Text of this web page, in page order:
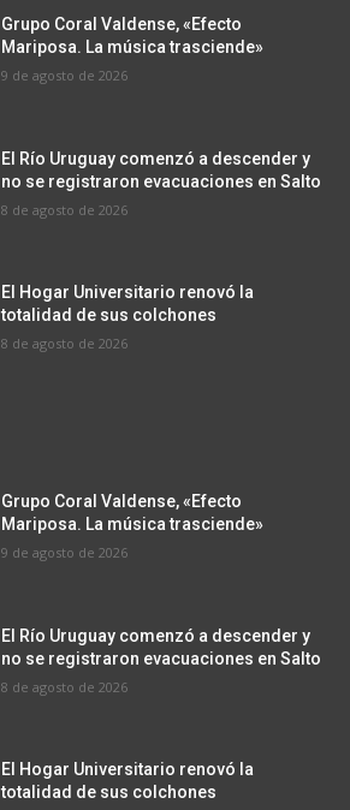
Grupo Coral Valdense, «Efecto
Mariposa. La música trasciende»
9 de agosto de 2026
El Río Uruguay comenzó a descender y
no se registraron evacuaciones en Salto
8 de agosto de 2026
El Hogar Universitario renovó la
totalidad de sus colchones
8 de agosto de 2026
Grupo Coral Valdense, «Efecto
Mariposa. La música trasciende»
9 de agosto de 2026
El Río Uruguay comenzó a descender y
no se registraron evacuaciones en Salto
8 de agosto de 2026
El Hogar Universitario renovó la
totalidad de sus colchones